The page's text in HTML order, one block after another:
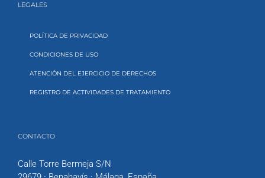
LEGALES
POLÍTICA DE PRIVACIDAD
CONDICIONES DE USO
ATENCIÓN DEL EJERCICIO DE DERECHOS
REGISTRO DE ACTIVIDADES DE TRATAMIENTO
CONTACTO
Calle Torre Bermeja S/N